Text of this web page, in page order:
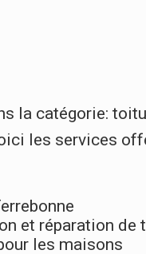
la catégorie:
les services
et réparation de
les maisons